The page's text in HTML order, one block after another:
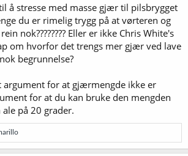
å stresse med masse gjær til pilsbrygget
du er rimelig trygg på at vørteren og
nok???????? Eller er ikke Chris White's
om hvorfor det trengs mer gjær ved lave
begrunnelse?
argument for at gjærmengde ikke er
for at du kan bruke den mengden
på 20 grader.